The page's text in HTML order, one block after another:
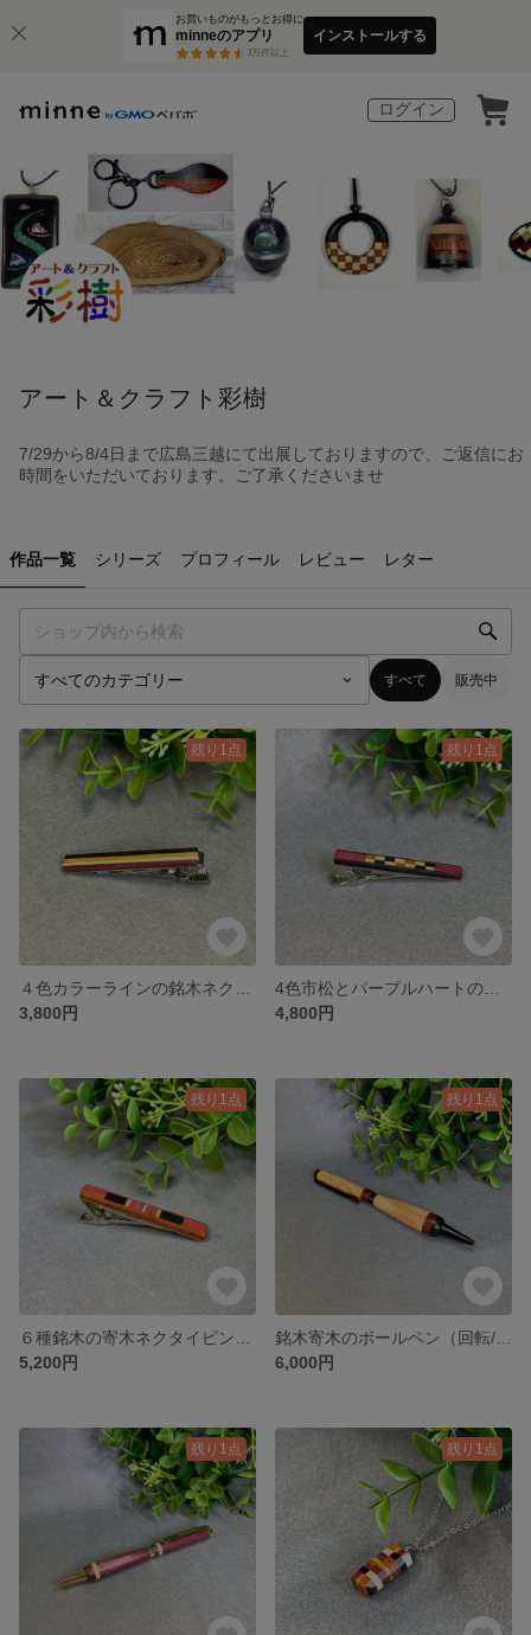
お買いものがもっとお得に
minneのアプリ
3万件以上
インストールする
ログイン
アート＆クラフト彩樹
7/29から8/4日まで広島三越にて出展しておりますので、ご返信にお
時間をいただいております。ご了承くださいませ
作品一覧 シリーズ プロフィール レビュー レター
すべて 販売中
残り1点
3,800円
残り1点
4,800円
残り1点
5,200円
残り1点
6,000円
残り1点 残り1点